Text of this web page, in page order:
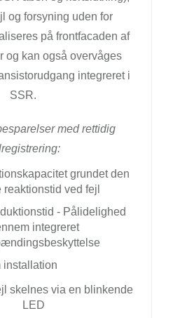
og forsyning uden for
på frontfacaden af
og kan også overvåges
integreret i
SSR.
med rettidig
grundet den
reaktionstid ved fejl
- Pålidelighed
integreret
installation
skelnes via en blinkende
LED